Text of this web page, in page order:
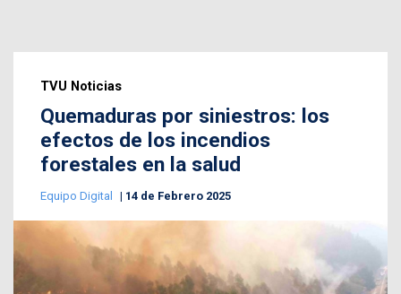
TVU Noticias
Quemaduras por siniestros: los
efectos de los incendios
forestales en la salud
Equipo Digital 14 de Febrero 2025